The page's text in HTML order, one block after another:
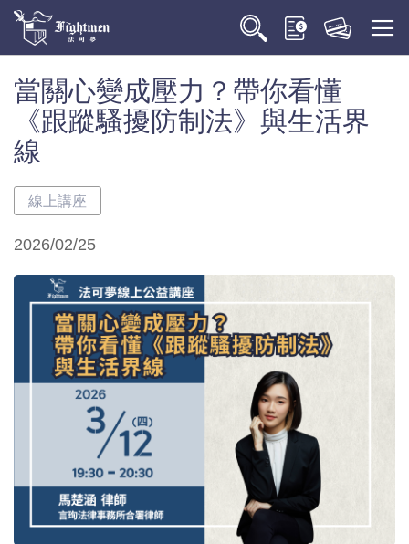
當關心變成壓力？帶你看懂
《跟蹤騷擾防制法》與生活界
線
線上講座
2026/02/25